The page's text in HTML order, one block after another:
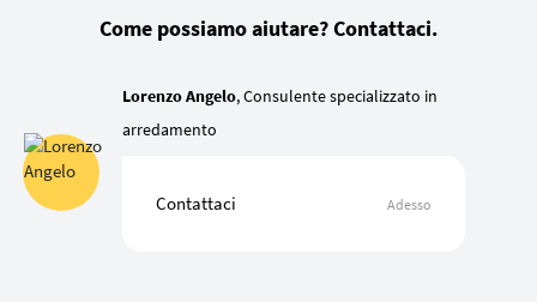
Come possiamo aiutare? Contattaci.
Lorenzo Angelo, Consulente specializzato in
arredamento
Contattaci Adesso